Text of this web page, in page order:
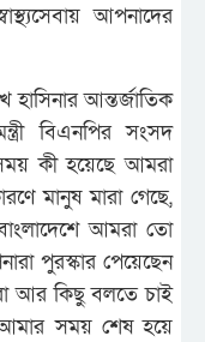
আপনাদের
হাসিনার আন্তর্জাতিক
বিএনপির সংসদ
কী হয়েছে আমরা
মানুষ মারা গেছে,
আমরা তো
পুরস্কার পেয়েছেন
আর কিছু বলতে চাই
সময় শেষ হয়ে